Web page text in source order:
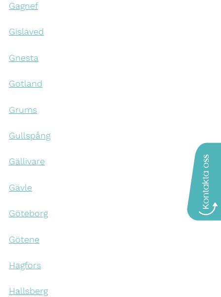
Kontakta oss
Gagnef
Gislaved
Gnesta
Gotland
Grums
Gullspång
Gällivare
Gävle
Göteborg
Götene
Hagfors
Hallsberg